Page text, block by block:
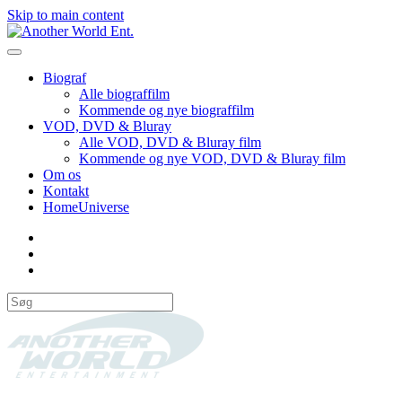
Skip to main content
Biograf
Alle biograffilm
Kommende og nye biograffilm
VOD, DVD & Bluray
Alle VOD, DVD & Bluray film
Kommende og nye VOD, DVD & Bluray film
Om os
Kontakt
HomeUniverse